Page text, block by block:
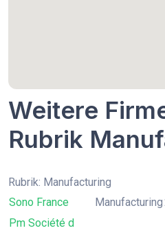
Weitere
Rubrik
Rubrik: Manufacturing
Sono France
Manufacturing
Pm Société d